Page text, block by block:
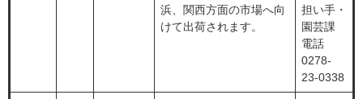
浜、関西方面の市場へ向
けて出荷されます。
担い手・
園芸課
電話
0278-
23-0338